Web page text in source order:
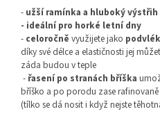
- užší ramínka a hluboký výstřih
- ideální pro horké letní dny
- celoročně využijete jako
díky své délce a elastičnosti jej
záda budou v teple
- řasení po stranách bříška
bříško a po porodu zase
(tílko se dá nosit i když nejste